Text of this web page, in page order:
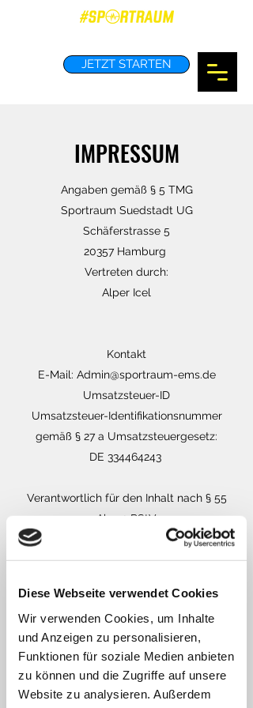
Diese Webseite verwendet Cookies
Wir verwenden Cookies, um Inhalte
und Anzeigen zu personalisieren,
Funktionen für soziale Medien anbieten
zu können und die Zugriffe auf unsere
Website zu analysieren. Außerdem
JETZT STARTEN
IMPRESSUM
Angaben gemäß § 5 TMG
Sportraum Suedstadt UG
Schäferstrasse 5
20357 Hamburg
Vertreten durch:
Alper Icel
Kontakt
E-Mail: Admin@sportraum-ems.de
Umsatzsteuer-ID
Umsatzsteuer-Identifikationsnummer
gemäß § 27 a Umsatzsteuergesetz:
DE 334464243
Verantwortlich für den Inhalt nach § 55
Abs. 2 RStV
Schäferstrasse 520357 Hamburg
EU-Streitschlichtung
Die Europäische Kommission stellt eine
Plattform zur Online-Streitbeilegung (OS)
bereit:https://ec.europa.eu/consumers/od
r.
Unsere E-Mail-Adresse finden Sie oben im